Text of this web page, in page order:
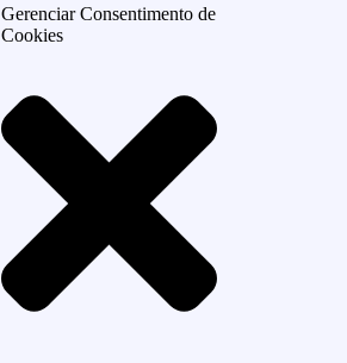
Gerenciar Consentimento de
Cookies